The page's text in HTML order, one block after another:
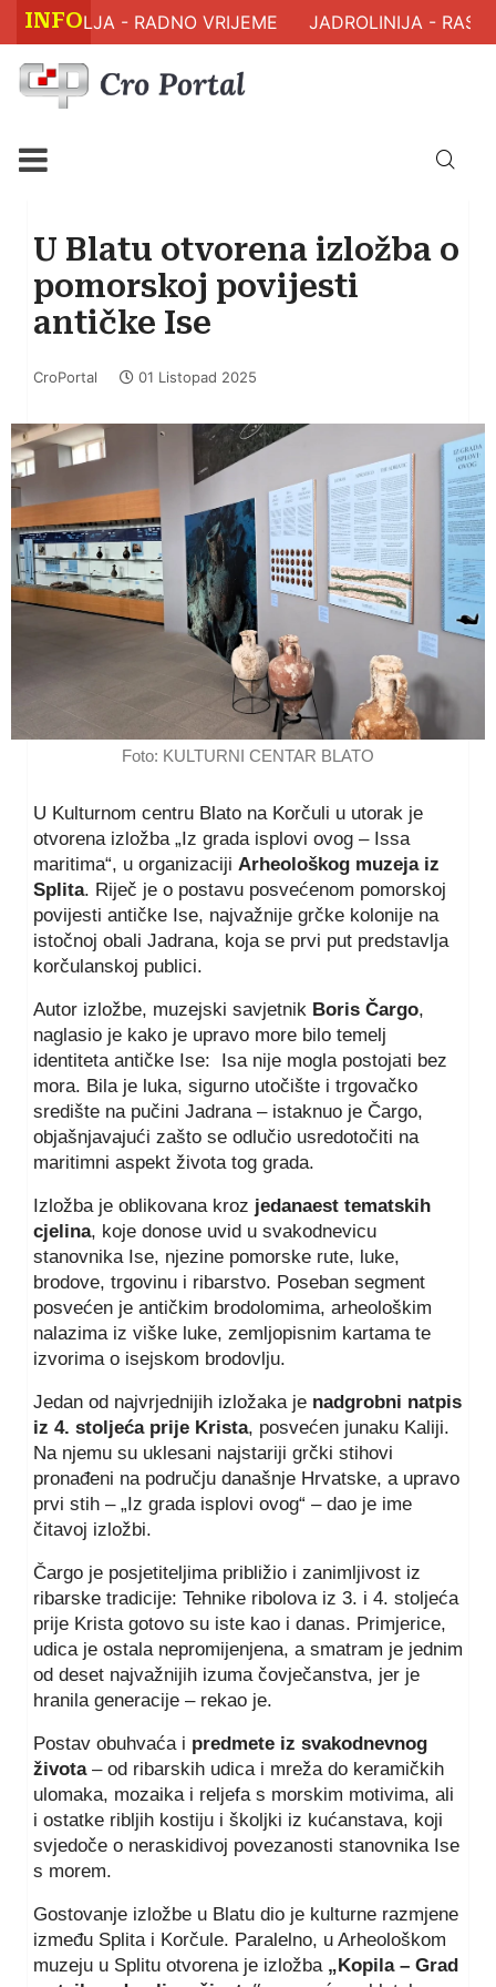
INFO
ZDRAVLJA - RADNO VRIJEME JADROLINIJA -
U Blatu otvorena izložba o
pomorskoj povijesti
antičke Ise
CroPortal 01 Listopad 2025
Foto: KULTURNI CENTAR BLATO
U Kulturnom centru Blato na Korčuli u utorak je
otvorena izložba „Iz grada isplovi ovog – Issa
maritima“, u organizaciji Arheološkog muzeja iz
Splita. Riječ je o postavu posvećenom pomorskoj
povijesti antičke Ise, najvažnije grčke kolonije na
istočnoj obali Jadrana, koja se prvi put predstavlja
korčulanskoj publici.
Autor izložbe, muzejski savjetnik Boris Čargo,
naglasio je kako je upravo more bilo temelj
identiteta antičke Ise: Isa nije mogla postojati bez
mora. Bila je luka, sigurno utočište i trgovačko
središte na pučini Jadrana – istaknuo je Čargo,
objašnjavajući zašto se odlučio usredotočiti na
maritimni aspekt života tog grada.
Izložba je oblikovana kroz jedanaest tematskih
cjelina, koje donose uvid u svakodnevicu
stanovnika Ise, njezine pomorske rute, luke,
brodove, trgovinu i ribarstvo. Poseban segment
posvećen je antičkim brodolomima, arheološkim
nalazima iz viške luke, zemljopisnim kartama te
izvorima o isejskom brodovlju.
Jedan od najvrjednijih izložaka je nadgrobni natpis
iz 4. stoljeća prije Krista, posvećen junaku Kaliji.
Na njemu su uklesani najstariji grčki stihovi
pronađeni na području današnje Hrvatske, a upravo
prvi stih – „Iz grada isplovi ovog“ – dao je ime
čitavoj izložbi.
Čargo je posjetiteljima približio i zanimljivost iz
ribarske tradicije: Tehnike ribolova iz 3. i 4. stoljeća
prije Krista gotovo su iste kao i danas. Primjerice,
udica je ostala nepromijenjena, a smatram je jednim
od deset najvažnijih izuma čovječanstva, jer je
hranila generacije – rekao je.
Postav obuhvaća i predmete iz svakodnevnog
života– od ribarskih udica i mreža do keramičkih
ulomaka, mozaika i reljefa s morskim motivima, ali
i ostatke ribljih kostiju i školjki iz kućanstava, koji
svjedoče o neraskidivoj povezanosti stanovnika Ise
s morem.
Gostovanje izložbe u Blatu dio je kulturne razmjene
između Splita i Korčule. Paralelno, u Arheološkom
muzeju u Splitu otvorena je izložba „Kopila – Grad